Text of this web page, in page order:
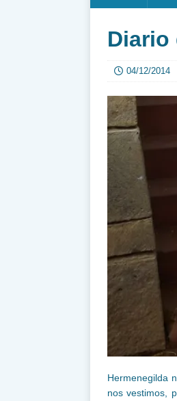
Diario
04/12/2014
Hermenegilda
nos vestimos,